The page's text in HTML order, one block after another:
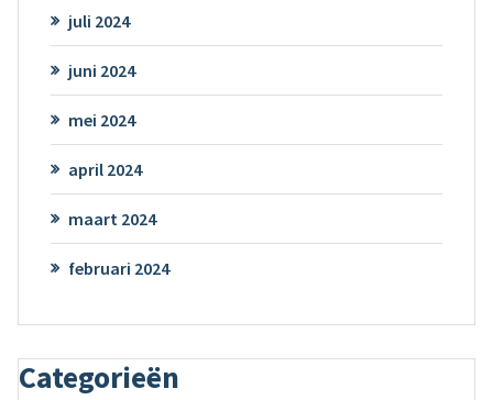
juli 2024
juni 2024
mei 2024
april 2024
maart 2024
februari 2024
Categorieën